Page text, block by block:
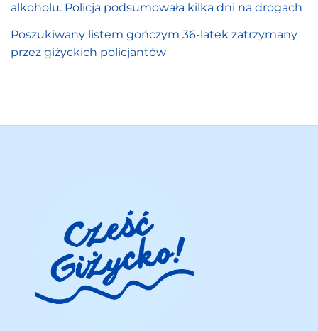
alkoholu. Policja podsumowała kilka dni na drogach
Poszukiwany listem gończym 36-latek zatrzymany
przez giżyckich policjantów